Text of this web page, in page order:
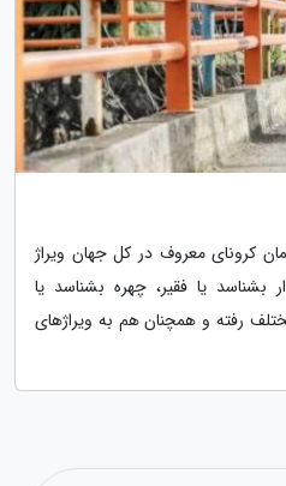
کرونای معروف در کل جهان ویراژ
یا فقیر، چهره بشناسد یا
رفته و همچنان هم به ویراژهای